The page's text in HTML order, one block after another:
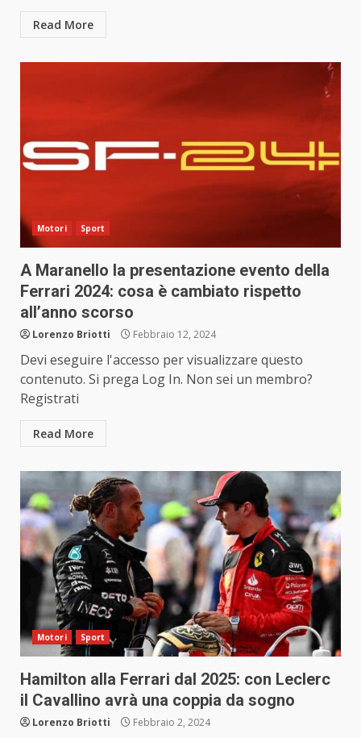
Read More
Motori Sport
A Maranello la presentazione evento della
Ferrari 2024: cosa è cambiato rispetto
all’anno scorso
Lorenzo Briotti Febbraio 12, 2024
Devi eseguire l'accesso per visualizzare questo
contenuto. Si prega Log In. Non sei un membro?
Registrati
Read More
Motori Sport
Hamilton alla Ferrari dal 2025: con Leclerc
il Cavallino avrà una coppia da sogno
Lorenzo Briotti Febbraio 2, 2024